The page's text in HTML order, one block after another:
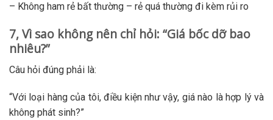
– Không ham rẻ bất thường – rẻ quá thường đi kèm rủi ro
7, Vì sao không nên chỉ hỏi: “Giá bốc dỡ bao
nhiêu?”
Câu hỏi đúng phải là:
“Với loại hàng của tôi, điều kiện như vậy, giá nào là hợp lý và
không phát sinh?”